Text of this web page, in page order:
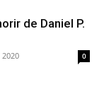
de Daniel P.
0